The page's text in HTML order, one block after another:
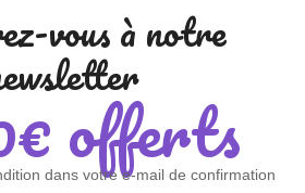
vous à notre
offerts
dans votre e-mail de confirmation